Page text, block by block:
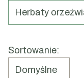
Herbaty
Lista
Sortowanie:
Domyślne